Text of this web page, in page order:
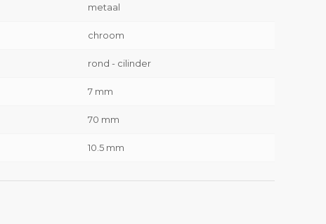
metaal
chroom
rond - cilinder
7 mm
70 mm
10.5 mm